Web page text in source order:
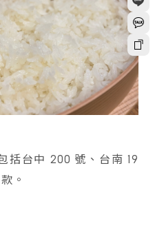
括台中 200 號、台南 19
。